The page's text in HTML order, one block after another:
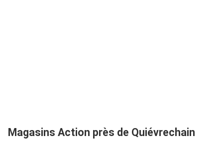
Magasins Action près de Quiévrechain